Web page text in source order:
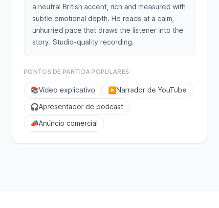
a neutral British accent, rich and measured with
subtle emotional depth. He reads at a calm,
unhurried pace that draws the listener into the
story. Studio-quality recording.
PONTOS DE PARTIDA POPULARES
📚Vídeo explicativo ▶️ Narrador de YouTube
🎧Apresentador de podcast
📣Anúncio comercial